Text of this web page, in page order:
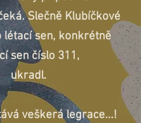
Slečně Klubíčkové
létací sen, konkrétně
sen číslo 311,
ukradl.
veškerá legrace...!